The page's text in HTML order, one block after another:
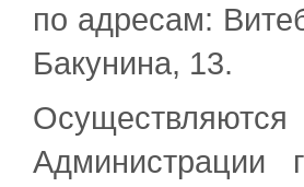
по адресам:
Бакунина, 13.